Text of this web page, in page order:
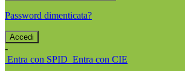
Password dimenticata?
-
Entra con SPID Entra con CIE